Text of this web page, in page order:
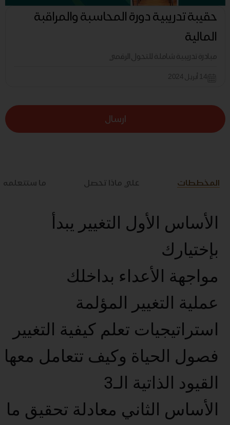
حقيبة تدريبية دورة المحاسبة والمراقبة
المالية
مبادرة تدريبية شاملة للتحول الرقمي
14 أبريل 2024
ارسال
المخططات علي ماذا تحصل ما ستتعلمه
الأساس الأول التغيير يبدأ
بإختيارك
مواجهة الأعداء بداخلك
عملية التغيير المؤلمة
استراتيجيات تعلم كيفية التغيير
فصول الحياة وكيف تتعامل معها
القيود الذاتية الـ3
الأساس الثاني معادلة تحقيق ما